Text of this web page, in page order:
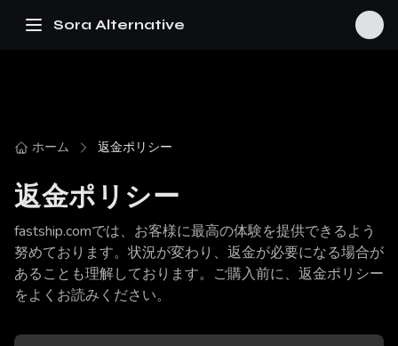
Sora Alternative
ホーム 返金ポリシー
返金ポリシー
fastship.comでは、お客様に最高の体験を提供できるよう
努めております。状況が変わり、返金が必要になる場合が
あることも理解しております。ご購入前に、返金ポリシー
をよくお読みください。